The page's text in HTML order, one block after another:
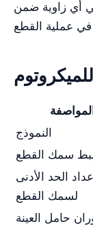
أي زاوية ضمن
المواصفة
النموذج
سمك القطع
إعداد الحد الأدنى
لسمك القطع
حامل العينة